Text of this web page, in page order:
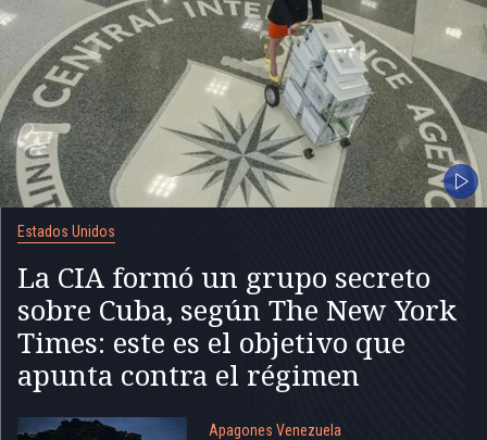
Estados Unidos
La CIA formó un grupo secreto
sobre Cuba, según The New York
Times: este es el objetivo que
apunta contra el régimen
Apagones Venezuela